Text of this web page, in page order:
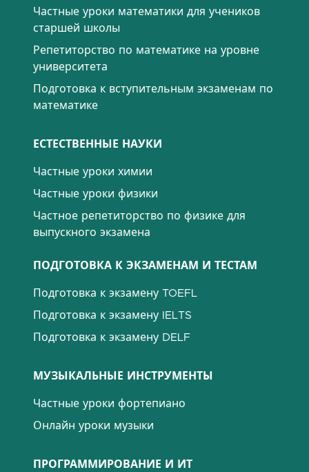
Частные уроки математики для учеников
старшей школы
Репетиторство по математике на уровне
университета
Подготовка к вступительным экзаменам по
математике
ЕСТЕСТВЕННЫЕ НАУКИ
Частные уроки химии
Частные уроки физики
Частное репетиторство по физике для
выпускного экзамена
ПОДГОТОВКА К ЭКЗАМЕНАМ И ТЕСТАМ
Подготовка к экзамену TOEFL
Подготовка к экзамену IELTS
Подготовка к экзамену DELF
МУЗЫКАЛЬНЫЕ ИНСТРУМЕНТЫ
Частные уроки фортепиано
Онлайн уроки музыки
ПРОГРАММИРОВАНИЕ И ИТ